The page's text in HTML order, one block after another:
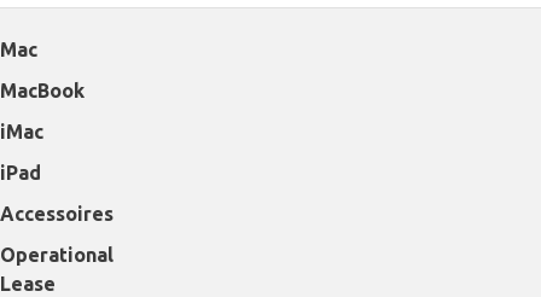
Mac
MacBook
iMac
iPad
Accessoires
Operational
Lease